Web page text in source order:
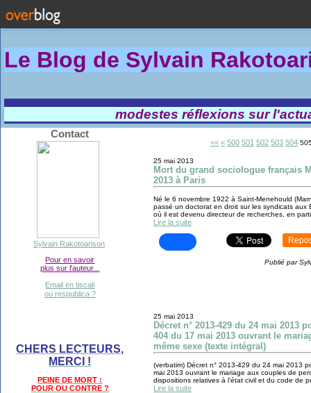
Le Blog de Sylvain Rakotoa
modestes réflexions sur
Contact
Sylvain Rakotoarison
Pour en savoir
plus sur l'auteur...
Email en tiscali
ou respublica ?
CHERS LECTEURS,
MERCI !
PEINE DE MORT :
POUR OU CONTRE ?
<< < 500 501 502 503 504
25 mai 2013
Mort du grand sociologue français
2013 à Paris
Né le 6 novembre 1922 à Saint-Menehould
passé un doctorat en droit sur les syndicats aux
où il est devenu directeur de recherches, en
Lire la suite
Publié par
25 mai 2013
Décret n° 2013-429 du 24 mai 2013
404 du 17 mai 2013 ouvrant le
même sexe (texte intégral)
(verbatim) Décret n° 2013-429 du 24 mai 2013
mai 2013 ouvrant le mariage aux couples de
dispositions relatives à l'état civil et du code de
Lire la suite